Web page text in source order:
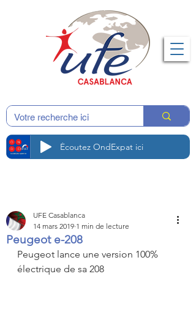
Écoutez OndExpat ici
Peugeot e-208
UFE Casablanca
14 mars 2019 1 min de lecture
Peugeot lance une version 100%
électrique de sa 208